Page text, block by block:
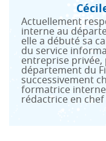
Actuellement
interne au
elle a débuté sa
du service
entreprise privée,
département du
successivement
formatrice
rédactrice en